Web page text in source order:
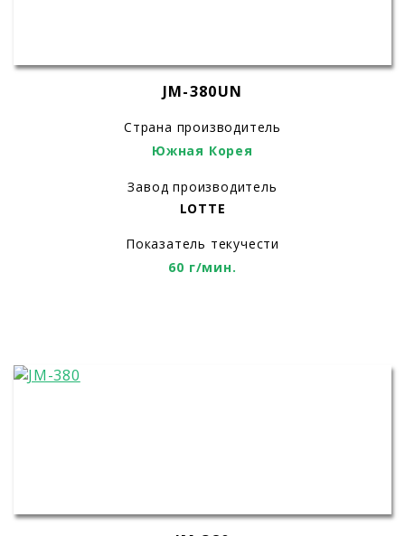
JM-380UN
Страна производитель
Южная Корея
Завод производитель
LOTTE
Показатель текучести
60 г/мин.